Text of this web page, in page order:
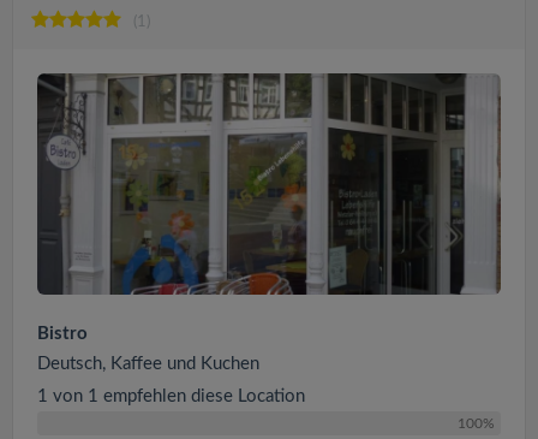
(1)
Bistro
Deutsch, Kaffee und Kuchen
1 von 1 empfehlen diese Location
100%